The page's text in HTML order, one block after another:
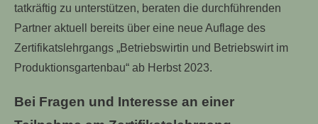
tatkräftig zu unterstützen, beraten die durchführenden
Partner aktuell bereits über eine neue Auflage des
Zertifikatslehrgangs „Betriebswirtin und Betriebswirt im
Produktionsgartenbau“ ab Herbst 2023.
Bei Fragen und Interesse an einer